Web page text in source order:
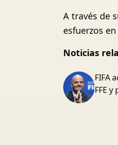
A través de
esfuerzos
Noticias
FIFA
FFE